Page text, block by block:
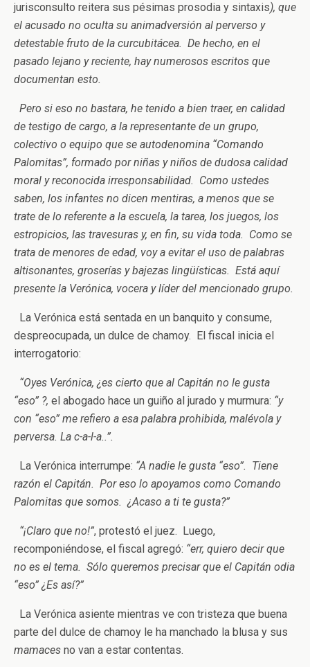
jurisconsulto reitera sus pésimas prosodia y sintaxis), que
el acusado no oculta su animadversión al perverso y
detestable fruto de la curcubitácea. De hecho, en el
pasado lejano y reciente, hay numerosos escritos que
documentan esto.
Pero si eso no bastara, he tenido a bien traer, en calidad
de testigo de cargo, a la representante de un grupo,
colectivo o equipo que se autodenomina “Comando
Palomitas”, formado por niñas y niños de dudosa calidad
moral y reconocida irresponsabilidad. Como ustedes
saben, los infantes no dicen mentiras, a menos que se
trate de lo referente a la escuela, la tarea, los juegos, los
estropicios, las travesuras y, en fin, su vida toda. Como se
trata de menores de edad, voy a evitar el uso de palabras
altisonantes, groserías y bajezas lingüísticas. Está aquí
presente la Verónica, vocera y líder del mencionado grupo.
La Verónica está sentada en un banquito y consume,
despreocupada, un dulce de chamoy. El fiscal inicia el
interrogatorio:
“Oyes Verónica, ¿es cierto que al Capitán no le gusta
“eso” ?, el abogado hace un guiño al jurado y murmura: “y
con “eso” me refiero a esa palabra prohibida, malévola y
perversa. La c-a-l-a..”.
La Verónica interrumpe: “A nadie le gusta “eso”. Tiene
razón el Capitán. Por eso lo apoyamos como Comando
Palomitas que somos. ¿Acaso a ti te gusta?”
“¡Claro que no!”, protestó el juez. Luego,
recomponiéndose, el fiscal agregó: “err, quiero decir que
no es el tema. Sólo queremos precisar que el Capitán odia
“eso” ¿Es así?”
La Verónica asiente mientras ve con tristeza que buena
parte del dulce de chamoy le ha manchado la blusa y sus
mamaces no van a estar contentas.